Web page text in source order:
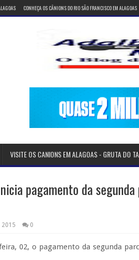
CONHEÇA OS CÂNIONS DO RIO SÃO FRANCISCO EM ALAGOAS
VISITE OS CANIONS EM ALAGOAS - GRUTA DO
pagamento da
2015 0
02, o pagamento da segunda